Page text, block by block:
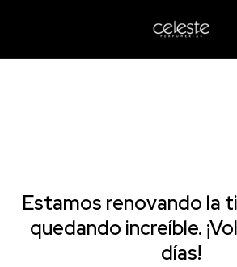
Estamos renovando la
quedando increíble.
días!